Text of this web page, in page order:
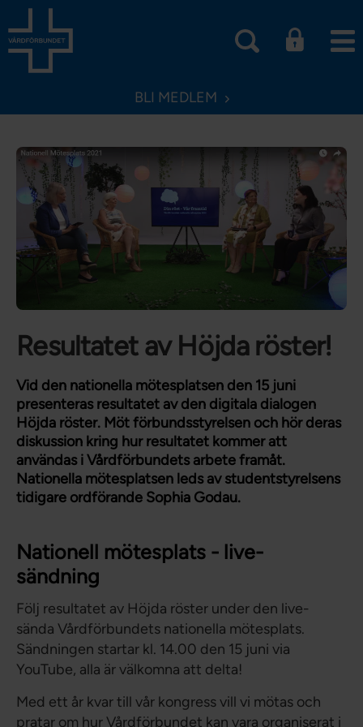
BLI MEDLEM
Resultatet av Höjda röster!
Vid den nationella mötesplatsen den 15 juni
presenteras resultatet av den digitala dialogen
Höjda röster. Möt förbundsstyrelsen och hör deras
diskussion kring hur resultatet kommer att
användas i Vårdförbundets arbete framåt.
Nationella mötesplatsen leds av studentstyrelsens
tidigare ordförande Sophia Godau.
Nationell mötesplats - live-
sändning
Följ resultatet av Höjda röster under den live-
sända Vårdförbundets nationella mötesplats.
Sändningen startar kl. 14.00 den 15 juni via
YouTube, alla är välkomna att delta!
Med ett år kvar till vår kongress vill vi mötas och
pratar om hur Vårdförbundet kan vara organiserat i